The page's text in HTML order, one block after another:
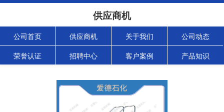
供应商机
公司首页 供应商机 关于我们 公司动态
荣誉认证 招聘中心 客户案例 产品知识